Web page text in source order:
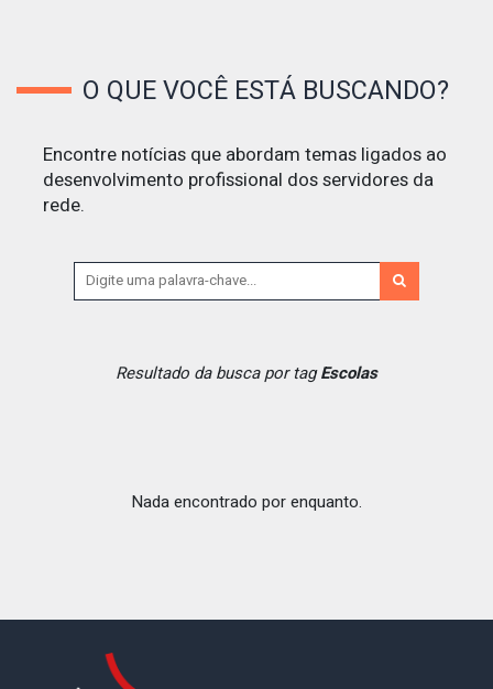
O QUE VOCÊ ESTÁ BUSCANDO?
Encontre notícias que abordam temas ligados ao
desenvolvimento profissional dos servidores da
rede.
Resultado da busca por tagEscolas
Nada encontrado por enquanto.